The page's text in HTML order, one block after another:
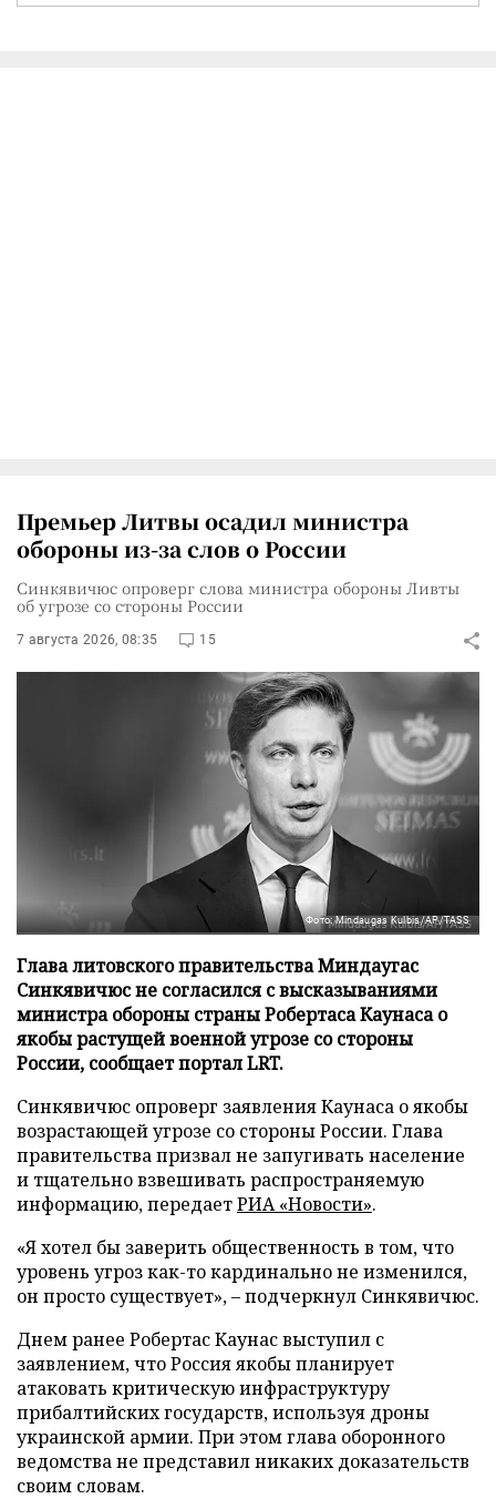
Премьер Литвы осадил министра
обороны из-за слов о России
Синкявичюс опроверг слова министра обороны Ливты
об угрозе со стороны России
7 августа 2026, 08:35 15
Фото: Mindaugas Kulbis/AP/TASS
Глава литовского правительства Миндаугас
Синкявичюс не согласился с высказываниями
министра обороны страны Робертаса Каунаса о
якобы растущей военной угрозе со стороны
России, сообщает портал LRT.
Синкявичюс опроверг заявления Каунаса о якобы
возрастающей угрозе со стороны России. Глава
правительства призвал не запугивать население
и тщательно взвешивать распространяемую
информацию, передаетРИА «Новости».
«Я хотел бы заверить общественность в том, что
уровень угроз как-то кардинально не изменился,
он просто существует», – подчеркнул Синкявичюс.
Днем ранее Робертас Каунас выступил с
заявлением, что Россия якобы планирует
атаковать критическую инфраструктуру
прибалтийских государств, используя дроны
украинской армии. При этом глава оборонного
ведомства не представил никаких доказательств
своим словам.